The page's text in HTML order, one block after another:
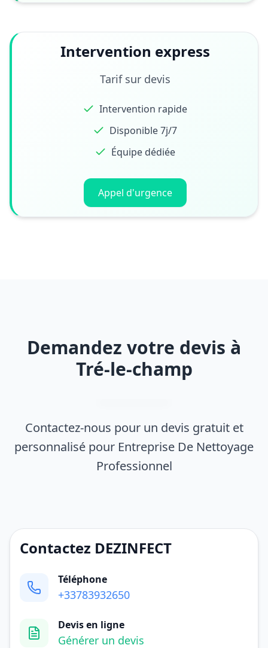
Intervention express
Tarif sur devis
Intervention rapide
Disponible 7j/7
Équipe dédiée
Appel d'urgence
Demandez votre devis à
Tré-le-champ
Contactez-nous pour un devis gratuit et
personnalisé pour Entreprise De Nettoyage
Professionnel
Contactez DEZINFECT
Téléphone
+33783932650
Devis en ligne
Générer un devis